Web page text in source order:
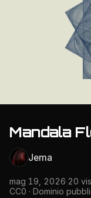
Mandala
Jema
mag 19, 2026·20
CC0 · Dominio